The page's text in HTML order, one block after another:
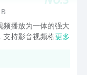
频播放为一体的强大
支持影音视频格式的
式：支持mp4,
更多